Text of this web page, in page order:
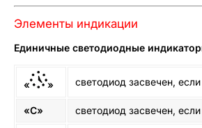
Элементы индикации
Единичные светодиодные
« » светодиод засвечен,
«С» светодиод засвечен,